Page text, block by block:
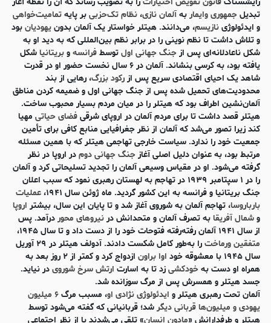
تبدیلجمهوری وایماربهآلمان نازی،نظام تک‌حزبیبر پایهتمامیت‌خواهی
و ایدئولوژینازیسم، می‌دانند. هیتلر خواستار یک آلمان بدونیهودیانبود
و تلاش داشت تا نظم نوینی را در برابر نظم بین‌المللی که به دید او به
شکل ناعادلانه‌ای پس ازجنگ جهانی اولتوسطفرانسهوبریتانیاشکل
یافته بود، به کرسی بنشاند. آلمان در ۶ سال نخست حضور او در قدرت
شاهد یک احیای اقتصادی سریع پس ازرکود بزرگ، رهایی از بند
محدودیت‌های تحمیل شده پس از جنگ جهانی اول و ضمیمه کردن مناطق
آلمان‌نشین اطراف بود که هیتلر را در میان مردم بسیار محبوب ساخت.
هیتلر قصد داشت تا برای مردم آلمان در اروپای شرقیفضای حیاتیمهیا
کند زیرا تصور می‌شد که آلمان از نظر جغرافیایی منابع کافی برای تأمین
جمعیت خود را ندارد. سیاست خارجی تهاجمی هیتلر که با همین مسئله
مرتبط بود، به عنوان دلیل اصلی آغازجنگ جهانی دومدر اروپا در نظر
گرفته می‌شود. او در مقیاس وسیعی آلمان را تجدید تسلیحاتی کرد و آلمان
را در ۱ سپتامبر ۱۹۳۹ در تهاجم به لهستان رهبری نمود که سبب اعلان
جنگ بریتانیا و فرانسه به این کشور گردید. ماه ژوئن سال ۱۹۴۱،
عملیات
بارباروسا، تهاجم آلمان به شوروی آغاز شد و تا پایان این سال، بیشتر اروپا
وشمال آفریقابه تصرف آلمان و متحدانش درنیروهای محوردرآمد. پس
از سال ۱۹۴۱ آلمان رفته‌رفته فتوحات خود را از دست داد و تا سال ۱۹۴۵،
متفقینورماخت
را به‌طور کامل شکست دادند. آدولف هیتلر در ۲۹ آوریل
سال ۱۹۴۵ با معشوقه خود
اوا براون
ازدواج کرد و کمتر از ۲ روز بعد به
همراه او دست بهخودکشیزد تا به اسارت ارتش سرخشورویدر نیاید.
جسد هیتلر و همسرش پس از مرگ سوزانده شد.
آلمان تحت رهبری هیتلر و ایدئولوژی نژادی او، مسبب مرگ ۶ میلیون
یهودی و میلیون‌ها قربانی دیگرشد؛ قربانیانی که گفته می‌شود توسط